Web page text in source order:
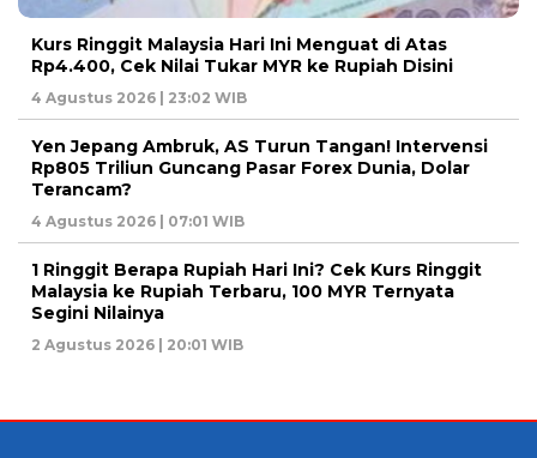
Kurs Ringgit Malaysia Hari Ini Menguat di Atas
Rp4.400, Cek Nilai Tukar MYR ke Rupiah Disini
4 Agustus 2026 | 23:02 WIB
Yen Jepang Ambruk, AS Turun Tangan! Intervensi
Rp805 Triliun Guncang Pasar Forex Dunia, Dolar
Terancam?
4 Agustus 2026 | 07:01 WIB
1 Ringgit Berapa Rupiah Hari Ini? Cek Kurs Ringgit
Malaysia ke Rupiah Terbaru, 100 MYR Ternyata
Segini Nilainya
2 Agustus 2026 | 20:01 WIB